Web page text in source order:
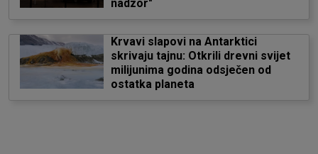
nadzor"
Krvavi slapovi na Antarktici
skrivaju tajnu: Otkrili drevni svijet
milijunima godina odsječen od
ostatka planeta